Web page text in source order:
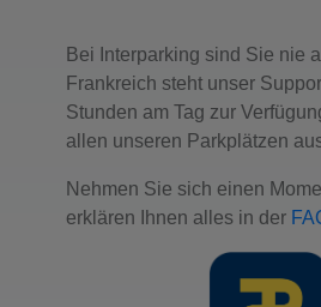
Bei Interparking sind Sie nie
Frankreich steht unser
Stunden am Tag zur
allen unseren Parkplätzen
Nehmen Sie sich einen
erklären Ihnen alles in der